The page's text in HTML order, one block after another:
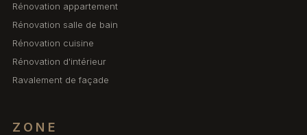
Rénovation appartement
Rénovation salle de bain
Rénovation cuisine
Rénovation d'intérieur
Ravalement de façade
ZONE